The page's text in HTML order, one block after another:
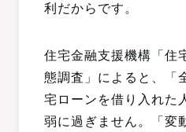
利だからです。
住宅金融支援機構「住
態調査」によると、「
宅ローンを借り入れた
弱に過ぎません。「変